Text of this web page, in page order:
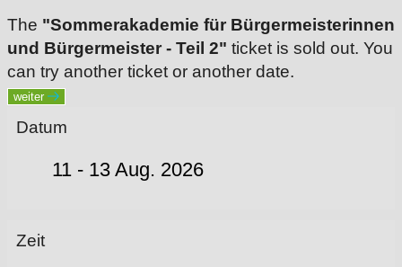
The "Sommerakademie für Bürgermeisterinnen
und Bürgermeister - Teil 2" ticket is sold out. You
can try another ticket or another date.
weiter
Datum
11 - 13 Aug. 2026
Zeit